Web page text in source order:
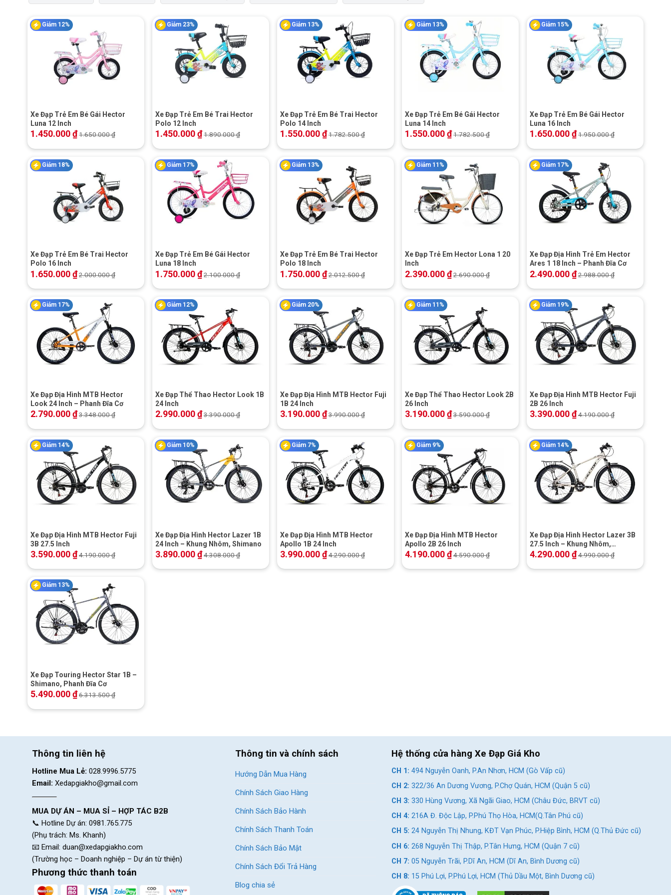
Giảm 12%
Xe Đạp Trẻ Em Bé Gái Hector
Luna 12 Inch
1.450.000₫1.650.000₫
Giảm 23%
Xe Đạp Trẻ Em Bé Trai Hector
Polo 12 Inch
1.450.000₫1.890.000₫
Giảm 13%
Xe Đạp Trẻ Em Bé Trai Hector
Polo 14 Inch
1.550.000₫1.782.500₫
Giảm 13%
Xe Đạp Trẻ Em Bé Gái Hector
Luna 14 Inch
1.550.000₫1.782.500₫
Giảm 15%
Xe Đạp Trẻ Em Bé Gái Hector
Luna 16 Inch
1.650.000₫1.950.000₫
Giảm 18%
Xe Đạp Trẻ Em Bé Trai Hector
Polo 16 Inch
1.650.000₫2.000.000₫
Giảm 17%
Xe Đạp Trẻ Em Bé Gái Hector
Luna 18 Inch
1.750.000₫2.100.000₫
Giảm 13%
Xe Đạp Trẻ Em Bé Trai Hector
Polo 18 Inch
1.750.000₫2.012.500₫
Giảm 11%
Xe Đạp Trẻ Em Hector Lona 1 20
Inch
2.390.000₫2.690.000₫
Giảm 17%
Xe Đạp Địa Hình Trẻ Em Hector
Ares 1 18 Inch – Phanh Đĩa Cơ
2.490.000₫2.988.000₫
Giảm 17%
Xe Đạp Địa Hình MTB Hector
Look 24 Inch – Phanh Đĩa Cơ
2.790.000₫3.348.000₫
Giảm 12%
+
Xe Đạp Thể Thao Hector Look 1B
24 Inch
2.990.000₫3.390.000₫
Giảm 20%
+
Xe Đạp Địa Hình MTB Hector Fuji
1B 24 Inch
3.190.000₫3.990.000₫
Giảm 11%
+
Xe Đạp Thể Thao Hector Look 2B
26 Inch
3.190.000₫3.590.000₫
Giảm 19%
+
Xe Đạp Địa Hình MTB Hector Fuji
2B 26 Inch
3.390.000₫4.190.000₫
Giảm 14%
+
Xe Đạp Địa Hình MTB Hector Fuji
3B 27.5 Inch
3.590.000₫4.190.000₫
Giảm 10%
Xe Đạp Địa Hình Hector Lazer 1B
24 Inch – Khung Nhôm, Shimano
3.890.000₫4.308.000₫
Giảm 7%
+
Xe Đạp Địa Hình MTB Hector
Apollo 1B 24 Inch
3.990.000₫4.290.000₫
Giảm 9%
+
Xe Đạp Địa Hình MTB Hector
Apollo 2B 26 Inch
4.190.000₫4.590.000₫
Giảm 14%
Xe Đạp Địa Hình Hector Lazer 3B
27.5 Inch – Khung Nhôm,
Shimano
4.290.000₫4.990.000₫
Giảm 13%
Xe Đạp Touring Hector Star 1B –
Shimano, Phanh Đĩa Cơ
5.490.000₫6.313.500₫
Thông tin liên hệ
Hotline Mua Lẻ: 028.9996.5775
Email: Xedapgiakho@gmail.com
MUA DỰ ÁN – MUA SỈ – HỢP TÁC B2B
📞 Hotline Dự án: 0981.765.775
(Phụ trách: Ms. Khanh)
📧 Email: duan@xedapgiakho.com
(Trường học – Doanh nghiệp – Dự án từ thiện)
Phương thức thanh toán
Thông tin và chính sách
Hướng Dẫn Mua Hàng
Chính Sách Giao Hàng
Chính Sách Bảo Hành
Chính Sách Thanh Toán
Chính Sách Bảo Mật
Chính Sách Đổi Trả Hàng
Blog chia sẻ
Hệ thống cửa hàng Xe Đạp Giá Kho
CH 1: 494 Nguyễn Oanh, P.An Nhơn, HCM (Gò Vấp cũ)
CH 2: 322/36 An Dương Vương, P.Chợ Quán, HCM (Quận 5 cũ)
CH 3: 330 Hùng Vương, Xã Ngãi Giao, HCM (Châu Đức, BRVT cũ)
CH 4: 216A Đ. Độc Lập, P.Phú Thọ Hòa, HCM(Q.Tân Phú cũ)
CH 5: 24 Nguyễn Thị Nhung, KĐT Vạn Phúc, P.Hiệp Bình, HCM (Q.Thủ Đức cũ)
CH 6: 268 Nguyễn Thị Thập, P.Tân Hưng, HCM (Quận 7 cũ)
CH 7: 05 Nguyễn Trãi, P.Dĩ An, HCM (Dĩ An, Bình Dương cũ)
CH 8: 15 Phú Lợi, P.Phú Lợi, HCM (Thủ Dầu Một, Bình Dương cũ)